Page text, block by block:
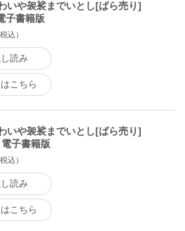
いや袈裟までいとし[ばら売り]
子書籍版
込）
読み
こちら
いや袈裟までいとし[ばら売り]
子書籍版
込）
読み
こちら